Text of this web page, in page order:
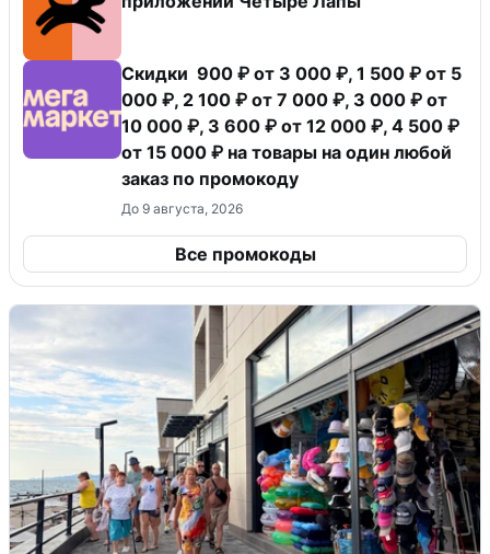
Скидки 900 ₽ от 3 000 ₽, 1 500 ₽ от 5
000 ₽, 2 100 ₽ от 7 000 ₽, 3 000 ₽ от
10 000 ₽, 3 600 ₽ от 12 000 ₽, 4 500 ₽
от 15 000 ₽ на товары на один любой
заказ по промокоду
До 9 августа, 2026
Все промокоды